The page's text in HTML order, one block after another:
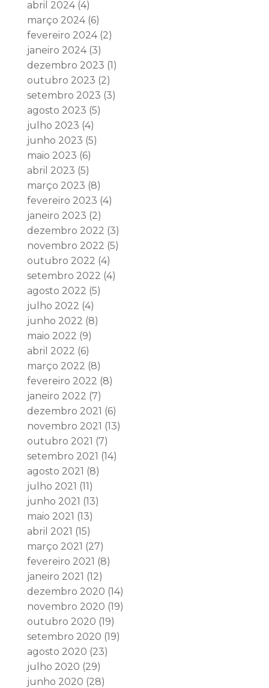
abril 2024(4)
março 2024(6)
fevereiro 2024(2)
janeiro 2024(3)
dezembro 2023 (1)
outubro 2023 (2)
setembro 2023 (3)
agosto 2023 (5)
julho 2023 (4)
junho 2023 (5)
maio 2023 (6)
abril 2023 (5)
março 2023 (8)
fevereiro 2023 (4)
janeiro 2023 (2)
dezembro 2022 (3)
novembro 2022 (5)
outubro 2022 (4)
setembro 2022 (4)
agosto 2022 (5)
julho 2022 (4)
junho 2022 (8)
maio 2022 (9)
abril 2022 (6)
março 2022 (8)
fevereiro 2022 (8)
janeiro 2022 (7)
dezembro 2021 (6)
novembro 2021 (13)
outubro 2021 (7)
setembro 2021 (14)
agosto 2021 (8)
julho 2021 (11)
junho 2021 (13)
maio 2021 (13)
abril 2021 (15)
março 2021 (27)
fevereiro 2021 (8)
janeiro 2021 (12)
dezembro 2020 (14)
novembro 2020 (19)
outubro 2020 (19)
setembro 2020 (19)
agosto 2020 (23)
julho 2020 (29)
junho 2020 (28)